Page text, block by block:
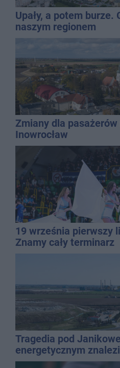
Upały, a potem burze.
naszym regionem
Zmiany dla
Inowrocław
19 września pierwszy
Znamy cały terminarz
Tragedia pod
energetycznym
mężczyzny